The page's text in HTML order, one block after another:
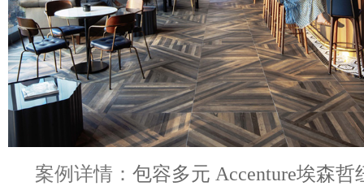
案例详情： 包容多元 Accenture埃森